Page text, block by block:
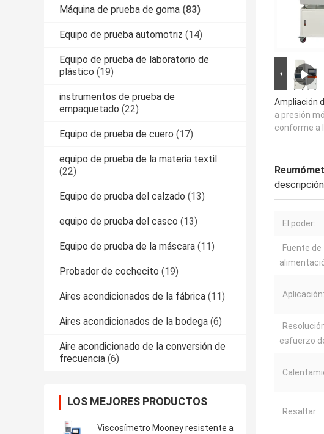
Máquina de prueba de goma (83)
Equipo de prueba automotriz (14)
Equipo de prueba de laboratorio de
plástico (19)
instrumentos de prueba de
empaquetado (22)
Equipo de prueba de cuero (17)
equipo de prueba de la materia textil
(22)
Equipo de prueba del calzado (13)
equipo de prueba del casco (13)
Equipo de prueba de la máscara (11)
Probador de cochecito (19)
Aires acondicionados de la fábrica (11)
Aires acondicionados de la bodega (6)
Aire acondicionado de la conversión de
frecuencia (6)
LOS MEJORES PRODUCTOS
Viscosímetro Mooney resistente a
Ampliación
a presión
conforme a
descripción
El poder:
Fuente de
Aplicación:
esfuerzo
Resaltar: